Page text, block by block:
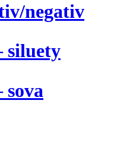
negativ
siluety
sova